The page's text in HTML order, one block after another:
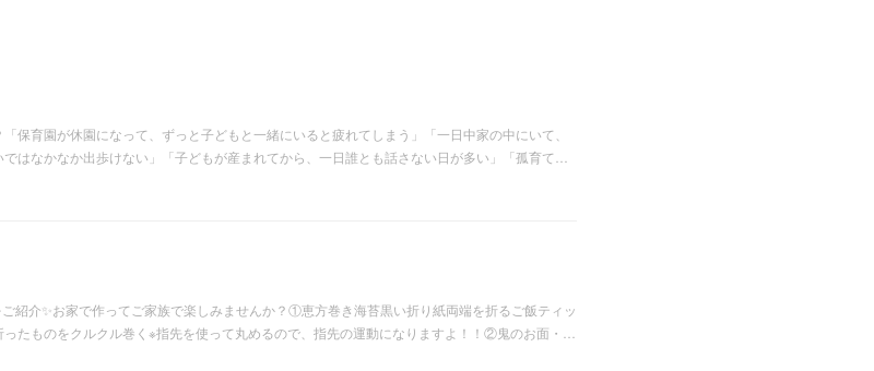
保育園が休園になって、ずっと子どもと一緒にいると疲れてしまう」「一日中家の中にいて、
はなかなか出歩けない」「子どもが産まれてから、一日誰とも話さない日が多い」「孤育て…
紹介✨お家で作ってご家族で楽しみませんか？①恵方巻き海苔黒い折り紙両端を折るご飯ティッ
たものをクルクル巻く※指先を使って丸めるので、指先の運動になりますよ！！②鬼のお面・…